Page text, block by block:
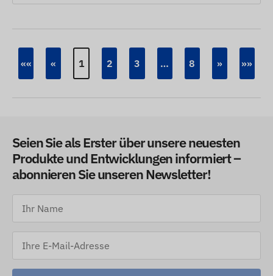
«« « 1 2 3 … 8 » »»
Seien Sie als Erster über unsere neuesten
Produkte und Entwicklungen informiert –
abonnieren Sie unseren Newsletter!